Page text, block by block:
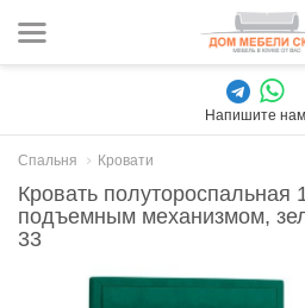
Напишите нам
Спальня Кровати
Кровать полутороспальная
подъемным механизмом,
33